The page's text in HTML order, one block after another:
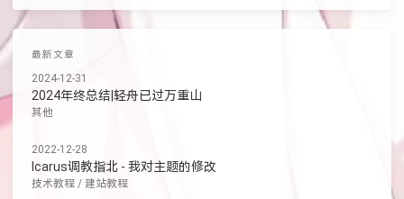
最新文章
2024-12-31
2024年终总结|轻舟已过万重山
其他
2022-12-28
Icarus调教指北 - 我对主题的修改
技术教程 / 建站教程